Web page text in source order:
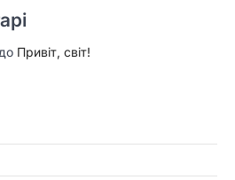
до Привіт, світ!